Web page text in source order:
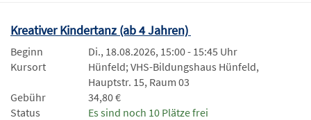
Kreativer Kindertanz (ab 4 Jahren)
Beginn
Di., 18.08.2026, 15:00 - 15:45 Uhr
Kursort
Hünfeld; VHS-Bildungshaus Hünfeld,
Hauptstr. 15, Raum 03
Gebühr
34,80 €
Status
Es sind noch 10 Plätze frei